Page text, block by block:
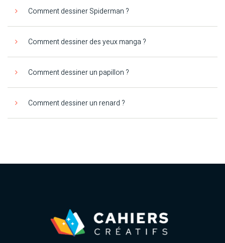
Comment dessiner Spiderman ?
Comment dessiner des yeux manga ?
Comment dessiner un papillon ?
Comment dessiner un renard ?